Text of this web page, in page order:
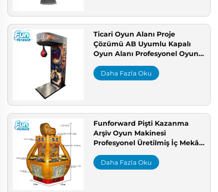
Ticari Oyun Alanı Proje
Çözümü AB Uyumlu Kapalı
Oyun Alanı Profesyonel Oyun
Daha Fazla Oku
Funforward Pişti Kazanma
Arşiv Oyun Makinesi
Profesyonel Üretilmiş İç Mekân
İtme Makinesi Eğlence Merkezi
İçin Satılık
Daha Fazla Oku